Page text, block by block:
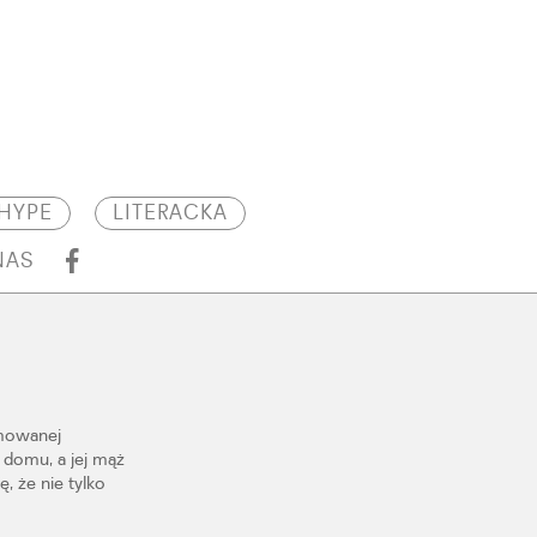
HYPE LITERACKA
a jej mąż
że nie tylko